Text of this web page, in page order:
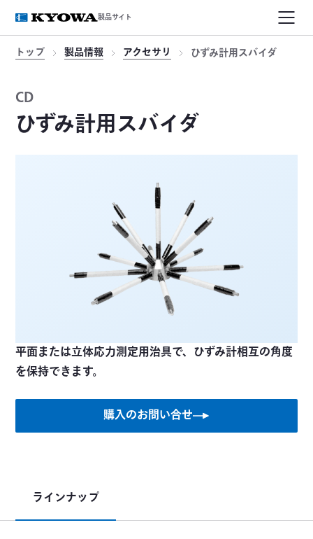
製品サイト
トップ 製品情報 アクセサリ ひずみ計用スバイダ
CD
ひずみ計用スバイダ
平面または立体応力測定用治具で、ひずみ計相互の角度
を保持できます。
購入のお問い合せ
ラインナップ